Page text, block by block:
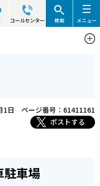
コールセンター 検索 メニュー
連施設
1日
ページ番号：61411161
ポストする
駐車場